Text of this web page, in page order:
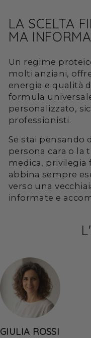
LA SCELTA
MA
Un regime
molti anziani,
energia e qualità
formula
personalizzato,
professionisti.
Se stai pensando
persona cara o la
medica,
abbina sempre
verso una
informate e
GIULIA ROSSI